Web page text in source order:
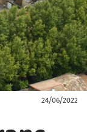
24/06/2022